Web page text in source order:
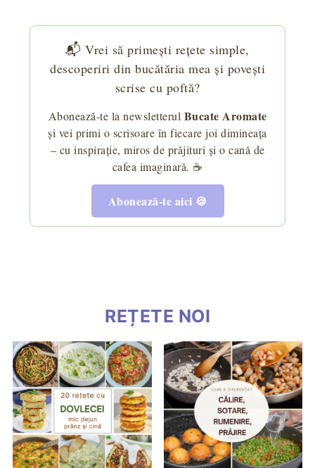
📬 Vrei să primești rețete simple,
descoperiri din bucătăria mea și povești
scrise cu poftă?
Abonează-te la newsletterul Bucate Aromate
și vei primi o scrisoare în fiecare joi dimineața
– cu inspirație, miros de prăjituri și o cană de
cafea imaginară. ☕
Abonează-te aici 🍪
REȚETE NOI